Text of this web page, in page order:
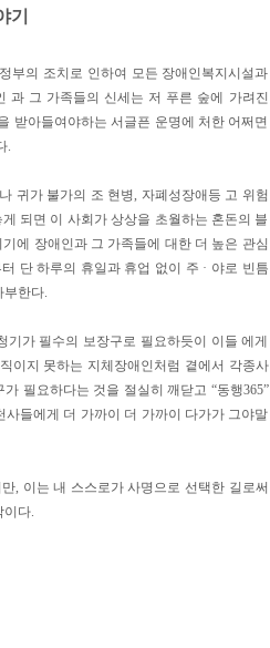
기
부의 조치로 인하여 모든 장애인복지시설과
과 그 가족들의 신세는 저 푸른 숲에 가려진
받아들여야하는 서글픈 운명에 처한 어쩌면
.
귀가 불가의 조 현병, 자폐성장애등 고 위험
되면 이 사회가 상상을 초월하는 혼돈의 블
에 장애인과 그 가족들에 대한 더 높은 관심
단 하루의 휴일과 휴업 없이 주 · 야로 빈틈
부한다.
가 필수의 보장구로 필요하듯이 이들 에게
이지 못하는 지체장애인처럼 곁에서 각종사
필요하다는 것을 절실히 깨닫고 “동행365”
들에게 더 가까이 더 가까이 다가가 그야말
, 이는 내 스스로가 사명으로 선택한 길로써
이다.